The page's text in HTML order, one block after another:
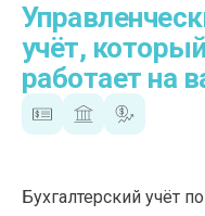
учёт, который
работает на
Бухгалтерский учёт